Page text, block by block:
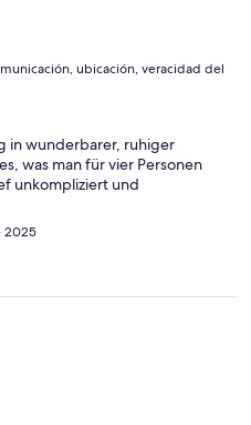
ubicación, veracidad del
in wunderbarer, ruhiger
was man für vier Personen
unkompliziert und
2025